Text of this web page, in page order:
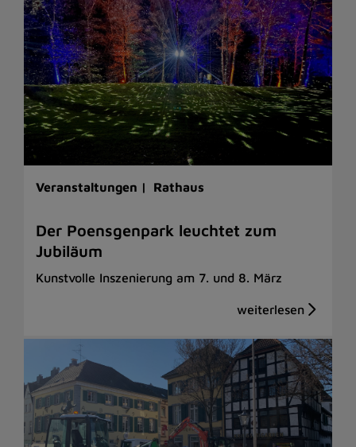
Veranstaltungen | Rathaus
Der Poensgenpark leuchtet zum
Jubiläum
Kunstvolle Inszenierung am 7. und 8. März